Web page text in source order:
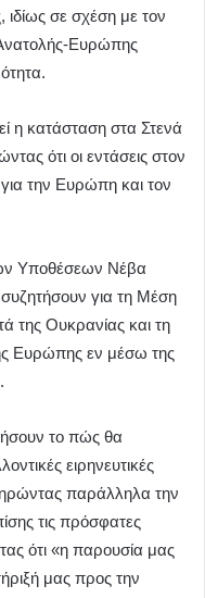
ιδίως σε σχέση με τον
Ευρώπης
η κατάσταση στα Στενά
ότι οι εντάσεις στον
την Ευρώπη και τον
Υποθέσεων Νέβα
για τη Μέση
της Ουκρανίας και τη
Ευρώπης εν μέσω της
το πώς θα
ειρηνευτικές
παράλληλα την
τις πρόσφατες
ότι «η παρουσία μας
μας προς την